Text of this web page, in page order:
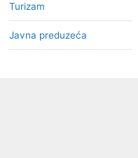
Turizam
Javna preduzeća